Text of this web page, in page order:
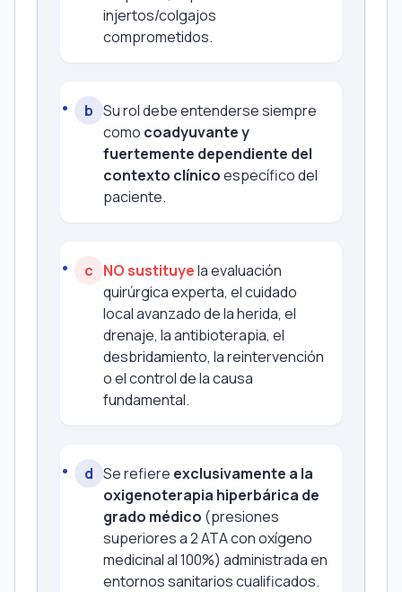
injertos/colgajos
comprometidos.
b Su rol debe entenderse siempre
como coadyuvante y
fuertemente dependiente del
contexto clínicoespecífico del
paciente.
c NO sustituyela evaluación
quirúrgica experta, el cuidado
local avanzado de la herida, el
drenaje, la antibioterapia, el
desbridamiento, la reintervención
o el control de la causa
fundamental.
d Se refiere exclusivamente a la
oxigenoterapia hiperbárica de
grado médico (presiones
superiores a 2 ATA con oxígeno
medicinal al 100%) administrada en
entornos sanitarios cualificados.